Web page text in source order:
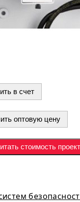
в счет
оптовую цену
стоимость